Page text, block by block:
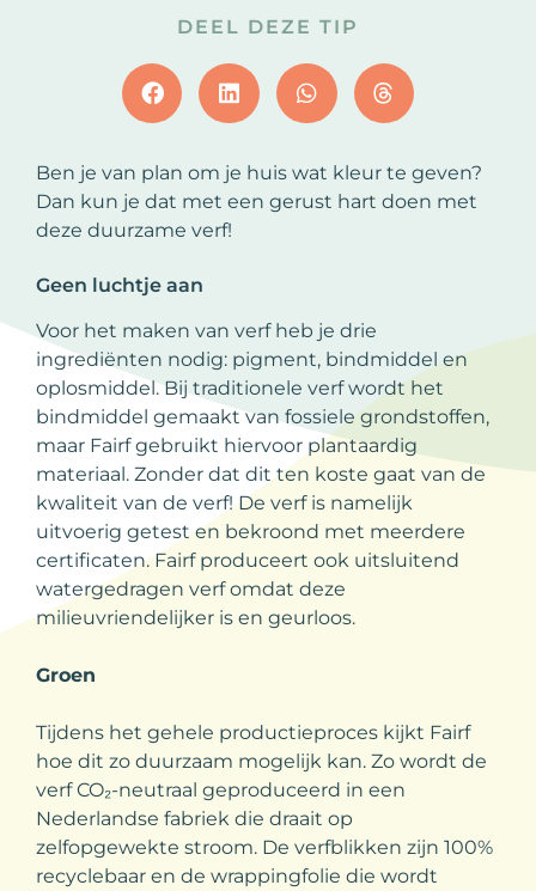
Ben je van plan om je huis wat kleur te geven?
Dan kun je dat met een gerust hart doen met
deze duurzame verf!
Geen luchtje aan
Voor het maken van verf heb je drie
ingrediënten nodig: pigment, bindmiddel en
oplosmiddel. Bij traditionele verf wordt het
bindmiddel gemaakt van fossiele grondstoffen,
maar Fairf gebruikt hiervoor plantaardig
materiaal. Zonder dat dit ten koste gaat van de
kwaliteit van de verf! De verf is namelijk
uitvoerig getest en bekroond met meerdere
certificaten. Fairf produceert ook uitsluitend
watergedragen verf omdat deze
milieuvriendelijker is en geurloos.
Groen
Tijdens het gehele productieproces kijkt Fairf
hoe dit zo duurzaam mogelijk kan. Zo wordt de
verf CO₂-neutraal geproduceerd in een
Nederlandse fabriek die draait op
zelfopgewekte stroom. De verfblikken zijn 100%
recyclebaar en de wrappingfolie die wordt
DEEL DEZE TIP